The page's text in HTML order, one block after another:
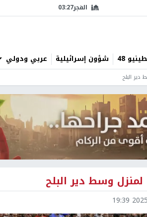
الفجر03:27
48 شؤون إسرائيلية عربي ودولي
البلح
وسط دير البلح
2025-